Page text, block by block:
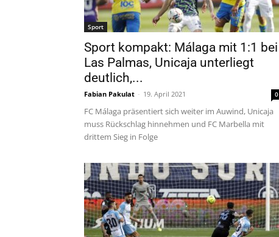
Sport
Sport kompakt: Málaga mit 1:1 bei
Las Palmas, Unicaja unterliegt
deutlich,...
Fabian Pakulat - 19. April 2021 0
FC Málaga präsentiert sich weiter im Auwind, Unicaja
muss Rückschlag hinnehmen und FC Marbella mit
drittem Sieg in Folge